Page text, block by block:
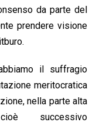
da parte del
prendere visione
il suffragio
meritocratica
nella parte alta
successivo